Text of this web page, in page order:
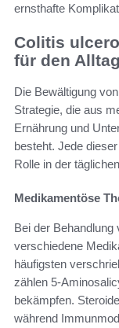
ernsthafte
Colitis
für den Alltag
Die Bewältigung
Strategie, die aus
Ernährung und
besteht. Jede
Rolle in der
Medikamentöse
Bei der
verschiedene
häufigsten
zählen 5-
bekämpfen.
während